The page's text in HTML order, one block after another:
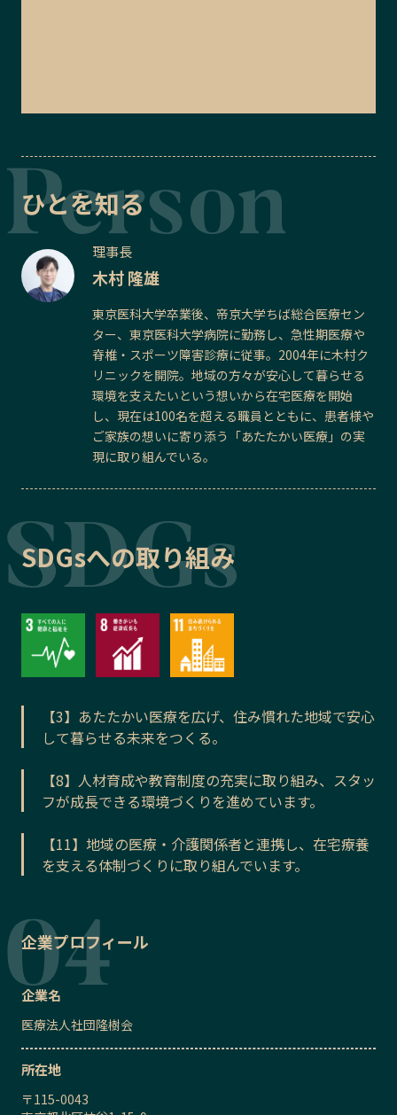
ひとを知る
理事長
木村 隆雄
東京医科大学卒業後、帝京大学ちば総合医療セン
ター、東京医科大学病院に勤務し、急性期医療や
脊椎・スポーツ障害診療に従事。2004年に木村ク
リニックを開院。地域の方々が安心して暮らせる
環境を支えたいという想いから在宅医療を開始
し、現在は100名を超える職員とともに、患者様や
ご家族の想いに寄り添う「あたたかい医療」の実
現に取り組んでいる。
SDGsへの取り組み
【3】あたたかい医療を広げ、住み慣れた地域で安心
して暮らせる未来をつくる。
【8】人材育成や教育制度の充実に取り組み、スタッ
フが成長できる環境づくりを進めています。
【11】地域の医療・介護関係者と連携し、在宅療養
を支える体制づくりに取り組んでいます。
企業プロフィール
企業名
医療法人社団隆樹会
所在地
〒115-0043